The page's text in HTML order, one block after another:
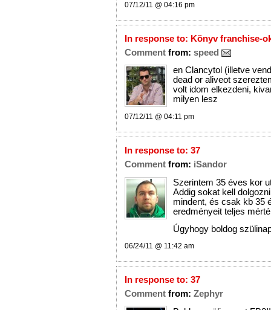
07/12/11 @ 04:16 pm
In response to: Könyv franchise-
Comment from:speed
en Clancytol (illetve
dead or aliveot
volt idom elkezdeni,
milyen lesz
07/12/11 @ 04:11 pm
In response to:37
Comment from: iSandor
Szerintem 35 éves kor
Addig sokat kell
mindent, és csak kb 35
eredményeit teljes
Úgyhogy boldog
06/24/11 @ 11:42 am
In response to:37
Comment from:Zephyr